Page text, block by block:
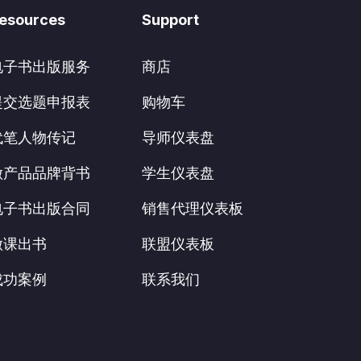
子书出版服务
交选题申报表
笔人物传记
产品品牌背书
书出版合同
课出书
案例
Support
商店
购物车
导师仪表盘
学生仪表盘
销售代理仪表板
联盟仪表板
联系我们